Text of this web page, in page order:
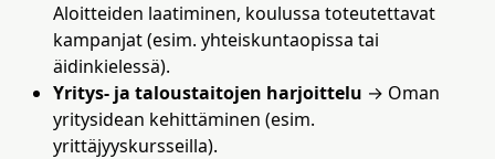
Aloitteiden laatiminen, koulussa toteutettavat
kampanjat (esim. yhteiskuntaopissa tai
äidinkielessä).
Yritys- ja taloustaitojen harjoittelu → Oman
yritysidean kehittäminen (esim.
yrittäjyyskursseilla).